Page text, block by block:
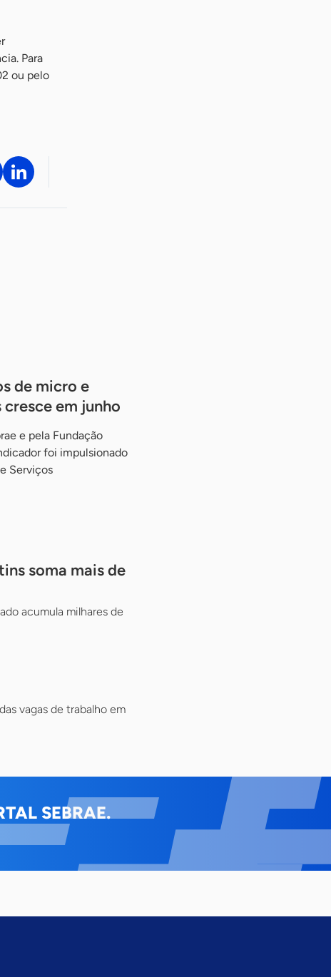
Para
ou pelo
de micro e
cresce em junho
e pela Fundação
foi impulsionado
Serviços
soma mais de
acumula milhares de
vagas de trabalho em
SEBRAE.